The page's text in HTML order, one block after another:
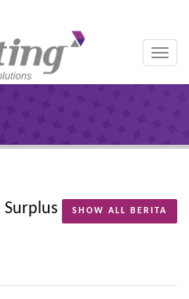
Toggle
SHOW ALL BERITA
Surplus